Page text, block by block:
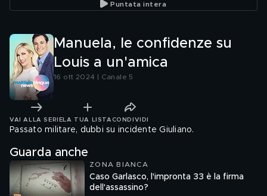
Puntata intera
Manuela, le confidenze su
Louis a un'amica
16 ott 2024 | Canale 5
VAI ALLA SERIE LA TUA LISTA CONDIVIDI
Passato militare, dubbi su incidente Giuliano.
Guarda anche
ZONA BIANCA
Caso Garlasco, l'impronta 33 è la firma
dell'assassino?